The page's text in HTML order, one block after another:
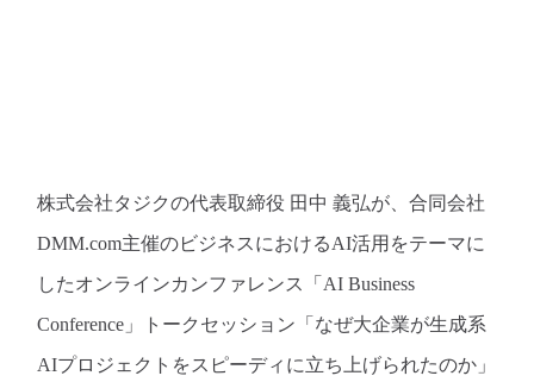
株式会社タジクの代表取締役 田中 義弘が、合同会社
DMM.com主催のビジネスにおけるAI活用をテーマに
したオンラインカンファレンス「AI Business
Conference」トークセッション「なぜ大企業が生成系
AIプロジェクトをスピーディに立ち上げられたのか」